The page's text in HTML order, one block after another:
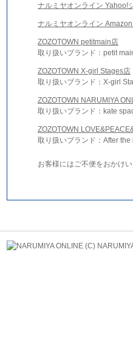
ナルミヤオンライン Yahoo!
ナルミヤオンライン
ZOZOTOWN petitmain店
取り扱いブランド：petit
ZOZOTOWN X-girl Stages店
取り扱いブランド：X-girl
ZOZOTOWN NARUMIYA
取り扱いブランド：kate
ZOZOTOWN
取り扱いブランド：After
お客様にはご不便をおかけ